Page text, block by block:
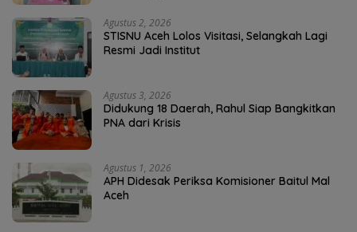
Agustus 2, 2026
STISNU Aceh Lolos Visitasi, Selangkah Lagi
Resmi Jadi Institut
Agustus 3, 2026
Didukung 18 Daerah, Rahul Siap Bangkitkan
PNA dari Krisis
Agustus 1, 2026
APH Didesak Periksa Komisioner Baitul Mal
Aceh